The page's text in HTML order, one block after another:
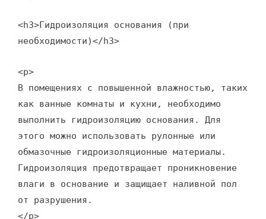
<h3>Гидроизоляция основания (при
необходимости)</h3>
<p>
В помещениях с повышенной влажностью, таких
как ванные комнаты и кухни, необходимо
выполнить гидроизоляцию основания. Для
этого можно использовать рулонные или
обмазочные гидроизоляционные материалы.
Гидроизоляция предотвращает проникновение
влаги в основание и защищает наливной пол
от разрушения.
</p>